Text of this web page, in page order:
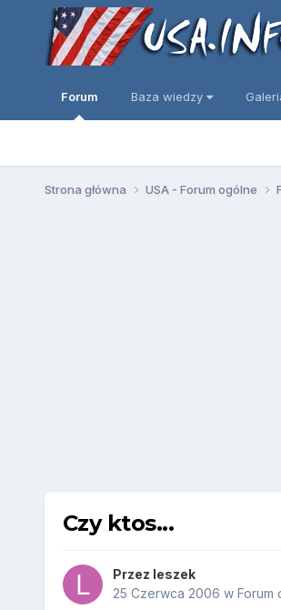
Forum Baza wiedzy
Strona główna USA - Forum ogólne
Czy ktos...
Przez leszek
25 Czerwca 2006 w Forum